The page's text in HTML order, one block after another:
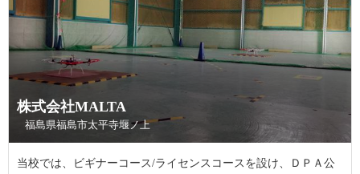
株式会社MALTA
福島県福島市太平寺堰ノ上
当校では、ビギナーコース/ライセンスコースを設け、ＤＰＡ公